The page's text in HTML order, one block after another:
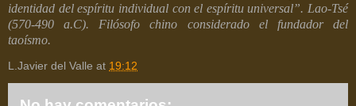
identidad del espíritu individual con el espíritu universal”. Lao-Tsé
(570-490 a.C).
Filósofo chino considerado el fundador del
taoísmo.
L.Javier del Valle at 19:12